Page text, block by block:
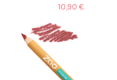
10,90 €